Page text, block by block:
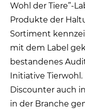
Wohl der Tiere”-
Produkte der
Sortiment
mit dem Label
bestandenes
Initiative
Discounter auch
in der Branche